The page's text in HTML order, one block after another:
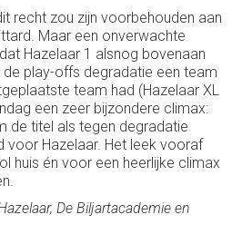
recht zou zijn voorbehouden aan
Maar een onverwachte
Hazelaar 1 alsnog bovenaan
play-offs degradatie een team
team had (Hazelaar XL
een zeer bijzondere climax:
de titel als tegen degradatie
voor Hazelaar. Het leek vooraf
huis én voor een heerlijke climax
De Biljartacademie en